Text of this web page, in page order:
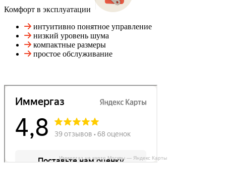
Комфорт в эксплуатации
интуитивно понятное управление
низкий уровень шума
компактные размеры
простое обслуживание
Иммергаз на карте Москвы — Яндекс Карты